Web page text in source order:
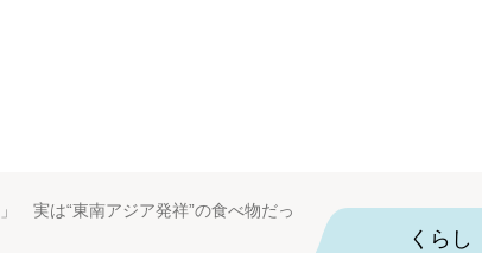
実は“東南アジア発祥”の食べ物だっ
くらし